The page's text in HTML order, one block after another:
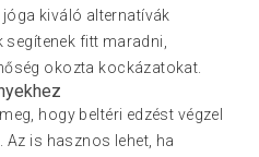
kiváló alternatívák
segítenek fitt maradni,
okozta kockázatokat.
hogy beltéri edzést végzel
Az is hasznos lehet, ha